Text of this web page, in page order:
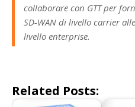
collaborare con GTT per
SD-WAN di livello carrier
livello enterprise.
Related Posts: